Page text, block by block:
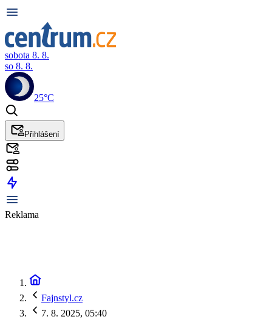
sobota 8. 8.
so 8. 8.
25°C
Přihlášení
Reklama
Fajnstyl.cz
7. 8. 2025, 05:40